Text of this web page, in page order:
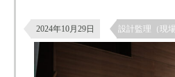
て、それを持ち込みしてもらえ
対応しますということになってい
2024年10月29日 設計監理（現場